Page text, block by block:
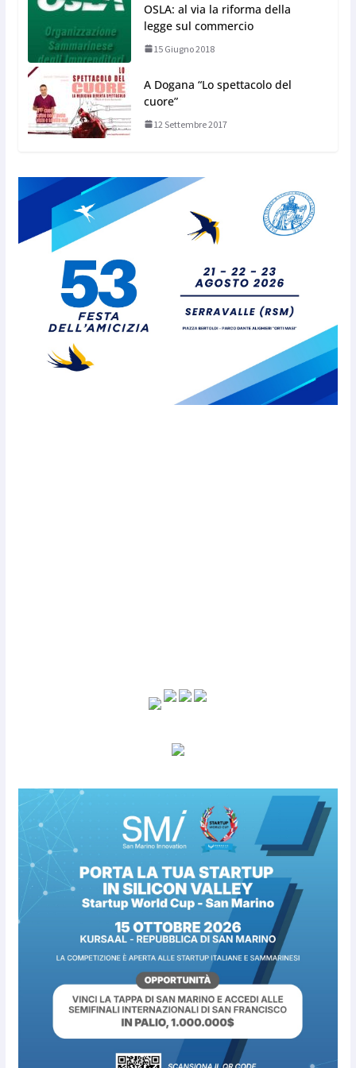
OSLA: al via la riforma della
legge sul commercio
15 Giugno 2018
A Dogana “Lo spettacolo del
cuore”
12 Settembre 2017